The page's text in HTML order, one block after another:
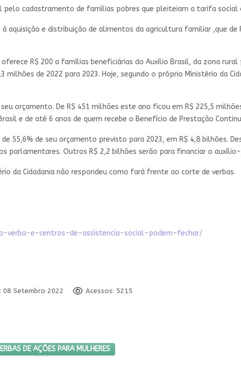
pelo cadastramento de famílias pobres que pleiteiam a tarifa social
e distribuição de alimentos da agricultura familiar ,que de
R$ 200 a famílias beneficiárias do Auxílio Brasil, da zona
milhões de 2022 para 2023. Hoje, segundo o próprio Ministério da
orçamento. De R$ 451 milhões este ano ficou em R$ 225,5
e de até 6 anos de quem recebe o Benefício de Prestação
55,6% de seu orçamento previsto para 2023, em R$ 4,8 bilhões.
parlamentares. Outros R$ 2,2 bilhões serão para financiar o auxílio-
da Cidadania não respondeu como fará frente ao corte de verbas.
verba-e-centros-de-assistencia-social-podem-fechar/
08 Setembro 2022 Acessos: 5215
ANIQUILA VERBAS DE AÇÕES PARA MULHERES
DE AÇÕES PARA MULHERES